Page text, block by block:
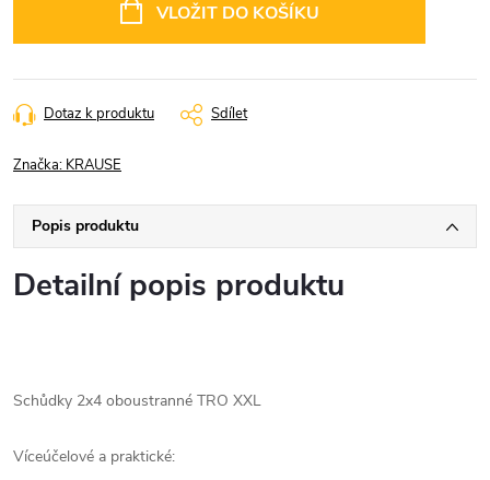
VLOŽIT DO KOŠÍKU
Dotaz k produktu Sdílet
Značka: KRAUSE
Popis produktu
Detailní popis produktu
Schůdky 2x4 oboustranné TRO XXL
Víceúčelové a praktické: